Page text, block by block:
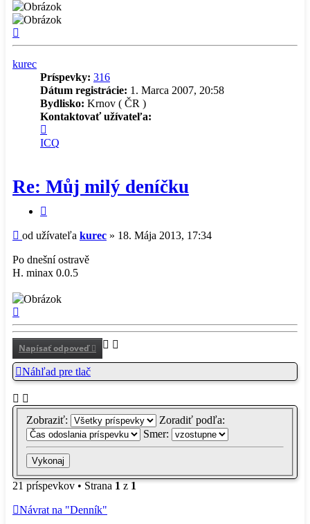
kurec
Príspevky: 316
Dátum registrácie: 1. Marca 2007, 20:58
Bydlisko: Krnov ( ČR )
Kontaktovať užívateľa:
informácie
kurec
ICQ
Re: Můj milý deníčku
Príspevok
od užívateľa kurec » 18. Mája 2013, 17:34
Po dnešní ostravě
H. minax 0.0.5
Napísať odpoveď
Náhľad pre tlač
Zobraziť:
Zoradiť podľa:
Smer:
21 príspevkov • Strana 1 z 1
Návrat na "Denník"